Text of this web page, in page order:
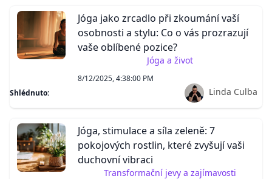
Jóga jako zrcadlo při zkoumání vaší
osobnosti a stylu: Co o vás prozrazují
vaše oblíbené pozice?
Jóga a život
8/12/2025, 4:38:00 PM
Shlédnuto:
Linda Culba
Jóga, stimulace a síla zeleně: 7
pokojových rostlin, které zvyšují vaši
duchovní vibraci
Transformační jevy a zajímavosti